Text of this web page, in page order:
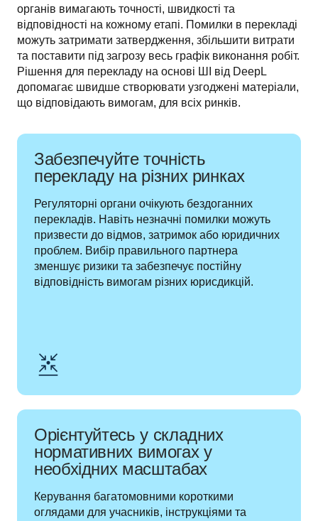
органів вимагають точності, швидкості та
відповідності на кожному етапі. Помилки в перекладі
можуть затримати затвердження, збільшити витрати
та поставити під загрозу весь графік виконання робіт.
Рішення для перекладу на основі ШІ від DeepL
допомагає швидше створювати узгоджені матеріали,
що відповідають вимогам, для всіх ринків.
Забезпечуйте точність
перекладу на різних ринках
Регуляторні органи очікують бездоганних
перекладів. Навіть незначні помилки можуть
призвести до відмов, затримок або юридичних
проблем. Вибір правильного партнера
зменшує ризики та забезпечує постійну
відповідність вимогам різних юрисдикцій.
Орієнтуйтесь у складних
нормативних вимогах у
необхідних масштабах
Керування багатомовними короткими
оглядами для учасників, інструкціями та